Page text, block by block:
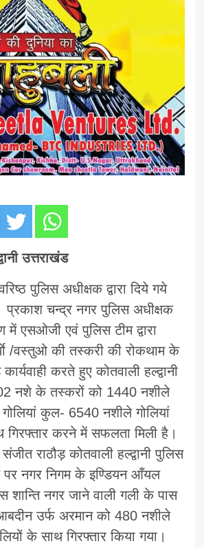
उत्तराखंड
पुलिस अधीक्षक द्वारा दिये गये
प्रकाश चन्द्र नगर पुलिस अधीक्षक
में एसओजी एवं पुलिस टीम द्वारा
/वस्तुओ की तस्करी की रोकथाम के
करते हुए कोतवाली हल्द्वानी
नशे के तस्करों को 1440 नशीले
कुल- 6540 नशीले गोलियां
करने में सफलता मिली है।
राठौड़ कोतवाली हल्द्वानी पुलिस
पर नगर निगम के इण्डियन आँयल
शान्ति नगर जाने वाली गली के पास
उर्फ अरमान को 480 नशीले
के साथ गिरफ्तार किया गया।